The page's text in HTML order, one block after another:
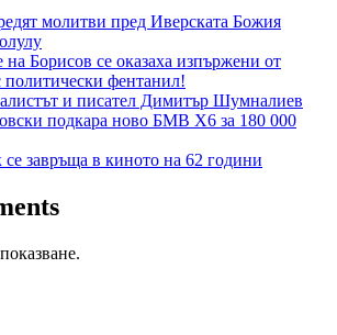
молитви пред Иверската Божия
Борисов се оказаха изпържени от
политически фентанил!
и писател Димитър Шумналиев
подкара ново БМВ Х6 за 180 000
завръща в киното на 62 години